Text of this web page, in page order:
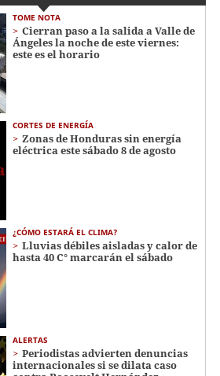
TOME NOTA
Cierran paso a la salida a Valle de
Ángeles la noche de este viernes:
este es el horario
CORTES DE ENERGÍA
Zonas de Honduras sin energía
eléctrica este sábado 8 de agosto
¿CÓMO ESTARÁ EL CLIMA?
Lluvias débiles aisladas y calor de
hasta 40 C° marcarán el sábado
ALERTAS
Periodistas advierten denuncias
internacionales si se dilata caso